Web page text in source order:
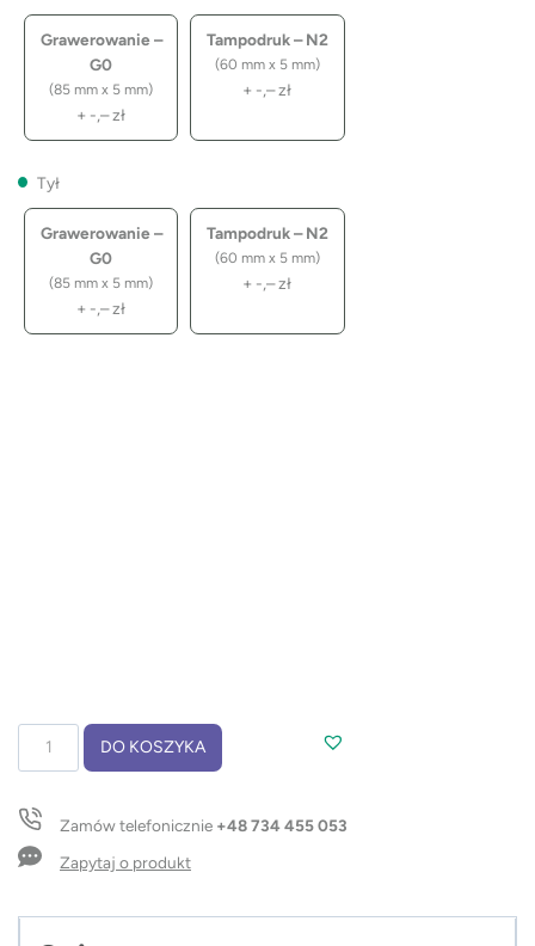
Grawerowanie –
G0
(85 mm x 5 mm)
+ -,–zł
Tampodruk – N2
(60 mm x 5 mm)
+ -,–zł
Tył
Grawerowanie –
G0
(85 mm x 5 mm)
+ -,–zł
Tampodruk – N2
(60 mm x 5 mm)
+ -,–zł
DAWEI
DO KOSZYKA
Zamów telefonicznie +48 734 455 053
Zapytaj o produkt